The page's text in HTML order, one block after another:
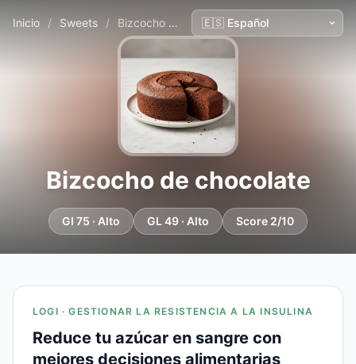
Inicio / Sweets / Bizcocho de chocolate
Bizcocho de chocolate
GI 75 · Alto GL 49 · Alto Score 2/10
LOGI · GESTIONAR LA RESISTENCIA A LA INSULINA
Reduce tu azúcar en sangre con
mejores decisiones alimentarias